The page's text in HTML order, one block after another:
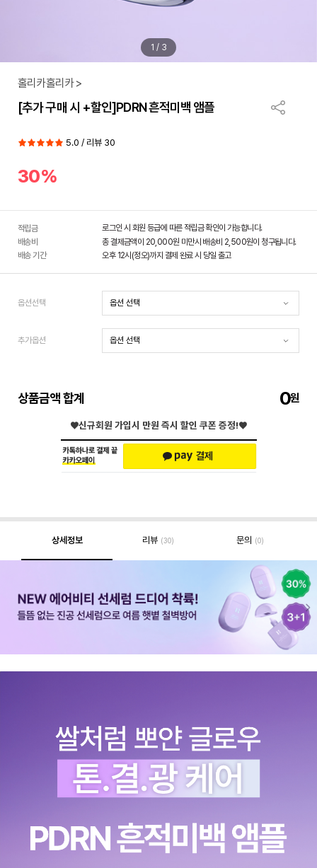
1 / 3
홀리카홀리카 >
[추가 구매 시 +할인]PDRN 흔적미백 앰플
5.0 / 리뷰 30
30%
적립금
로그인 시 회원 등급에 따른 적립금 확인이 가능합니다.
배송비
총 결제금액이 20,000원 미만시 배송비 2,500원이 청구됩니다.
배송 기간
오후 12시(정오)까지 결제 완료 시 당일 출고
옵션선택
추가옵션
상품금액 합계 0
♥신규회원 가입시 만원 즉시 할인 쿠폰 증정!♥
상세정보 리뷰 (30) 문의 (0)